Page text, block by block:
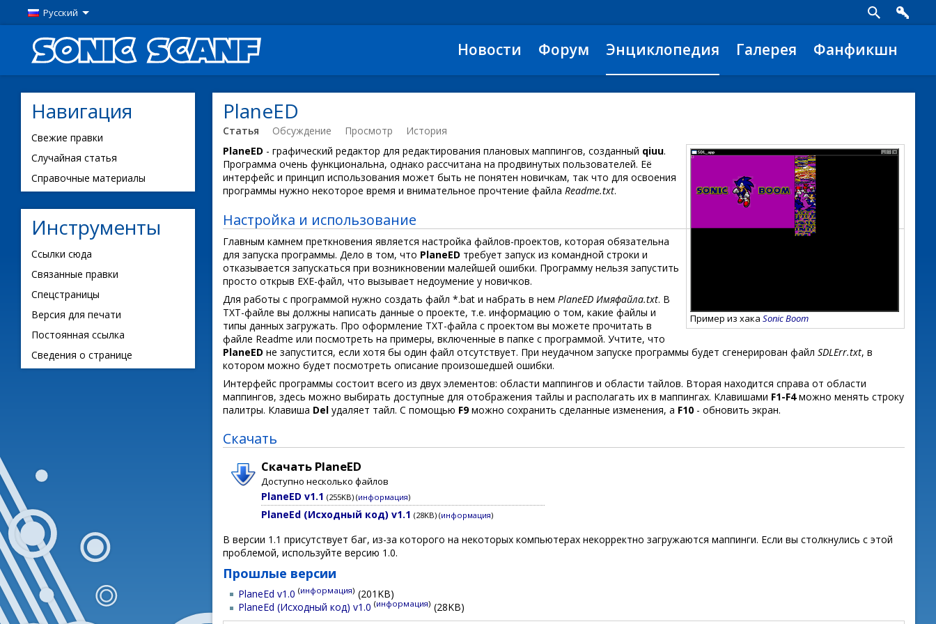
Русский
Новости Форум Энциклопедия Галерея Фанфикшн
Навигация
Свежие правки
Случайная статья
Справочные материалы
Инструменты
Ссылки сюда
Связанные правки
Спецстраницы
Версия для печати
Постоянная ссылка
Сведения о странице
PlaneED
Статья Обсуждение Просмотр История
Пример из хака Sonic Boom
PlaneED - графический редактор для редактирования плановых маппингов, созданный qiuu.
Программа очень функциональна, однако рассчитана на продвинутых пользователей. Её
интерфейс и принцип использования может быть не понятен новичкам, так что для освоения
программы нужно некоторое время и внимательное прочтение файла Readme.txt.
Настройка и использование
Главным камнем преткновения является настройка файлов-проектов, которая обязательна
для запуска программы. Дело в том, что PlaneED требует запуск из командной строки и
отказывается запускаться при возникновении малейшей ошибки. Программу нельзя запустить
просто открыв EXE-файл, что вызывает недоумение у новичков.
Для работы с программой нужно создать файл *.bat и набрать в нем PlaneED Имяфайла.txt. В
TXT-файле вы должны написать данные о проекте, т.е. информацию о том, какие файлы и
типы данных загружать. Про оформление TXT-файла с проектом вы можете прочитать в
файле Readme или посмотреть на примеры, включенные в папке с программой. Учтите, что
PlaneED не запустится, если хотя бы один файл отсутствует. При неудачном запуске программы будет сгенерирован файл SDLErr.txt, в
котором можно будет посмотреть описание произошедшей ошибки.
Интерфейс программы состоит всего из двух элементов: области маппингов и области тайлов. Вторая находится справа от области
маппингов, здесь можно выбирать доступные для отображения тайлы и располагать их в маппингах. Клавишами F1-F4можно менять строку
палитры. Клавиша Del удаляет тайл. С помощью F9можно сохранить сделанные изменения, а F10 - обновить экран.
Скачать
Скачать PlaneED
Доступно несколько файлов
PlaneED v1.1 (255KB) (информация)
PlaneEd (Исходный код) v1.1 (28KB) (информация)
В версии 1.1 присутствует баг, из-за которого на некоторых компьютерах некорректно загружаются маппинги. Если вы столкнулись с этой
проблемой, используйте версию 1.0.
Прошлые версии
PlaneEd v1.0 (информация) (201KB)
PlaneEd (Исходный код) v1.0 (информация) (28KB)